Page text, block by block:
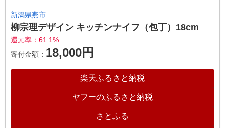
新潟県燕市
柳宗理デザイン キッチンナイフ（包丁）18cm
還元率：61.1%
寄付金額： 18,000円
楽天ふるさと納税
ヤフーのふるさと納税
さとふる